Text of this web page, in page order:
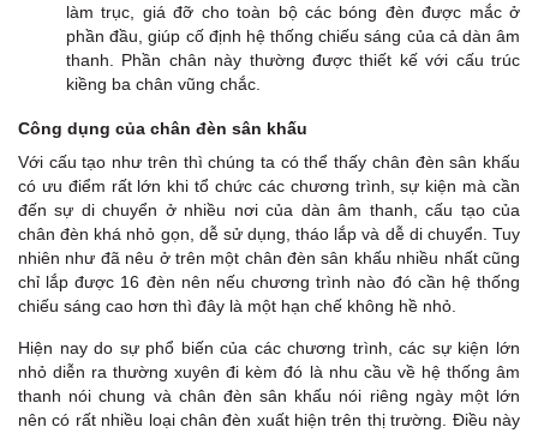
làm trục, giá đỡ cho toàn bộ các bóng đèn được mắc ở
phần đầu, giúp cố định hệ thống chiếu sáng của cả dàn âm
thanh. Phần chân này thường được thiết kế với cấu trúc
kiềng ba chân vũng chắc.
Công dụng của chân đèn sân khấu
Với cấu tạo như trên thì chúng ta có thể thấy chân đèn sân khấu
có ưu điểm rất lớn khi tổ chức các chương trình, sự kiện mà cần
đến sự di chuyển ở nhiều nơi của dàn âm thanh, cấu tạo của
chân đèn khá nhỏ gọn, dễ sử dụng, tháo lắp và dễ di chuyển. Tuy
nhiên như đã nêu ở trên một chân đèn sân khấu nhiều nhất cũng
chỉ lắp được 16 đèn nên nếu chương trình nào đó cần hệ thống
chiếu sáng cao hơn thì đây là một hạn chế không hề nhỏ.
Hiện nay do sự phổ biến của các chương trình, các sự kiện lớn
nhỏ diễn ra thường xuyên đi kèm đó là nhu cầu về hệ thống âm
thanh nói chung và chân đèn sân khấu nói riêng ngày một lớn
nên có rất nhiều loại chân đèn xuất hiện trên thị trường. Điều này